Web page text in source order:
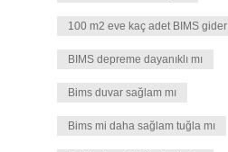
100 m2 eve kaç adet BIMS gider
BIMS depreme dayanıklı mı
Bims duvar sağlam mı
Bims mi daha sağlam tuğla mı